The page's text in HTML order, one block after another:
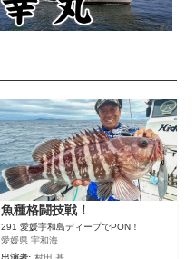
魚種格闘技戦！
291 愛媛宇和島ディープでPON！
愛媛県 宇和海